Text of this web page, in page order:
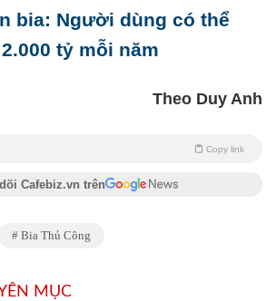
bia: Người dùng có thể
tỷ mỗi năm
Theo Duy Anh
Copy link
Cafebiz.vn trên
Bia Thủ Công
MỤC